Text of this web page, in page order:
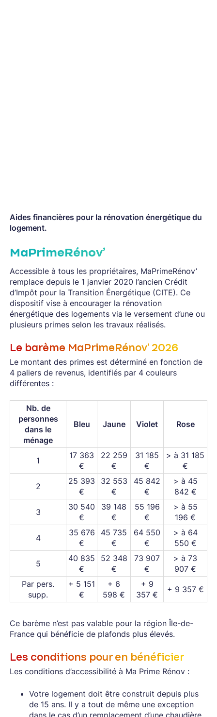
Aides financières pour la rénovation énergétique du
logement.
MaPrimeRénov’
Accessible à tous les propriétaires, MaPrimeRénov’
remplace depuis le 1 janvier 2020 l’ancien Crédit
d’Impôt pour la Transition Énergétique (CITE). Ce
dispositif vise à encourager la rénovation
énergétique des logements via le versement d’une ou
plusieurs primes selon les travaux réalisés.
Le barème MaPrimeRénov’ 2026
Le montant des primes est déterminé en fonction de
4 paliers de revenus, identifiés par 4 couleurs
différentes :
Nb. de
personnes
dans le
ménage
Bleu Jaune Violet Rose
1
17 363
€
22 259
€
31 185
€
> à 31 185
€
2
25 393
€
32 553
€
45 842
€
> à 45
842 €
3
30 540
€
39 148
€
55 196
€
> à 55
196 €
4
35 676
€
45 735
€
64 550
€
> à 64
550 €
5
40 835
€
52 348
€
73 907
€
> à 73
907 €
Par pers.
supp.
+ 5 151
€
+ 6
598 €
+ 9
357 €
+ 9 357 €
Ce barème n’est pas valable pour la région Île-de-
France qui bénéficie de plafonds plus élevés.
Les conditions pour en bénéficier
Les conditions d’accessibilité à Ma Prime Rénov :
Votre logement doit être construit depuis plus
de 15 ans. II y a tout de même une exception